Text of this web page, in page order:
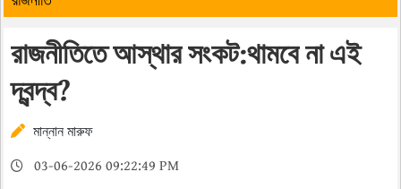
রাজনীতিতে আস্থার সংকট:থামবে না এই
দ্বন্দ্ব?
মান্নান মারুফ
03-06-2026 09:22:49 PM